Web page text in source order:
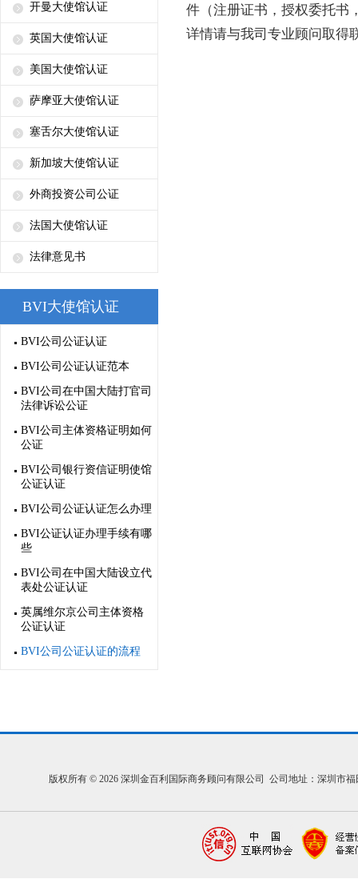
开曼大使馆认证
英国大使馆认证
美国大使馆认证
萨摩亚大使馆认证
塞舌尔大使馆认证
新加坡大使馆认证
外商投资公司公证
法国大使馆认证
法律意见书
BVI大使馆认证
BVI公司公证认证
BVI公司公证认证范本
BVI公司在中国大陆打官司
法律诉讼公证
BVI公司主体资格证明如何
公证
BVI公司银行资信证明使馆
公证认证
BVI公司公证认证怎么办理
BVI公证认证办理手续有哪
些
BVI公司在中国大陆设立代
表处公证认证
英属维尔京公司主体资格
公证认证
BVI公司公证认证的流程
件（注册证书，授权委托书
详情请与我司专业顾问取得
版权所有 © 2026 深圳金百利国际商务顾问有限公司 公司地址：深圳市